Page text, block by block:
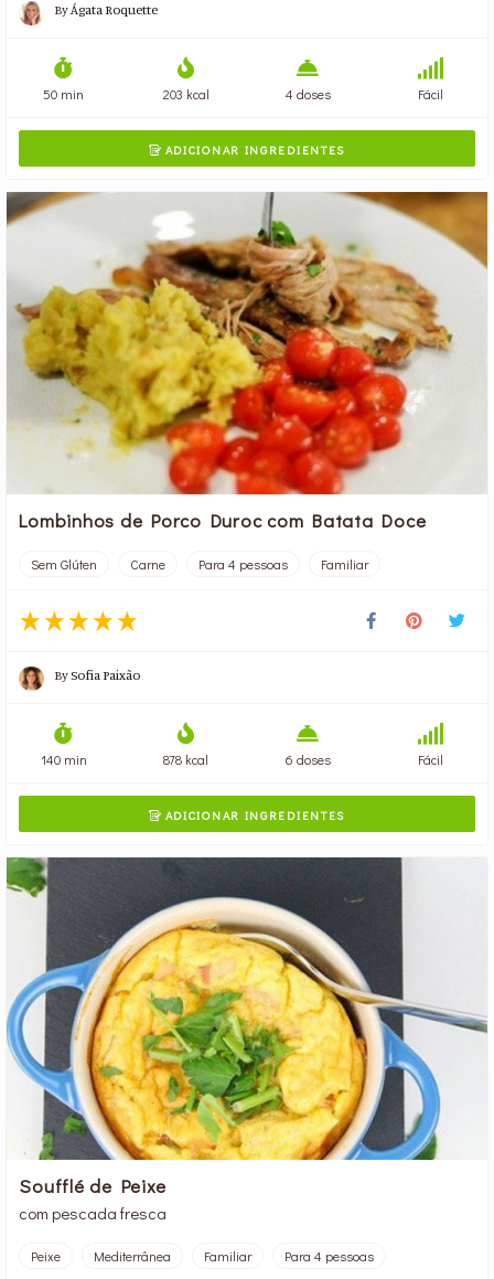
ByÁgata Roquette
50 min 203 kcal 4 doses Fácil
ADICIONAR INGREDIENTES
Lombinhos de Porco Duroc com Batata Doce
Sem Glúten Carne Para 4 pessoas Familiar
BySofia Paixão
140 min 878 kcal 6 doses Fácil
ADICIONAR INGREDIENTES
Soufflé de Peixe
com pescada fresca
Peixe Mediterrânea Familiar Para 4 pessoas